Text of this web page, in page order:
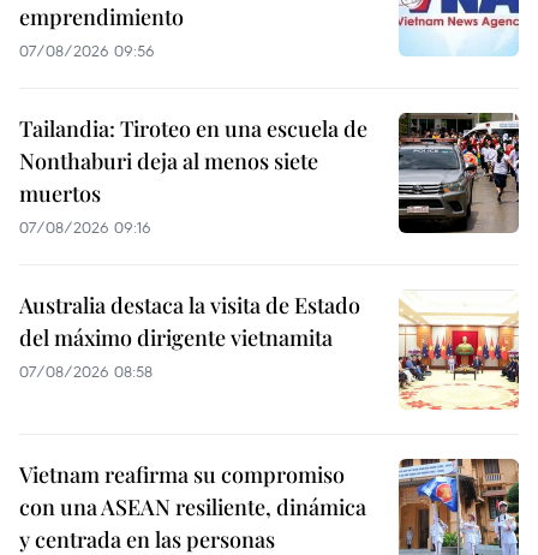
emprendimiento
07/08/2026 09:56
Tailandia: Tiroteo en una escuela de
Nonthaburi deja al menos siete
muertos
07/08/2026 09:16
Australia destaca la visita de Estado
del máximo dirigente vietnamita
07/08/2026 08:58
Vietnam reafirma su compromiso
con una ASEAN resiliente, dinámica
y centrada en las personas